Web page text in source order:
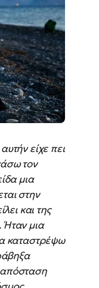
είχε πει
τον
μια
στην
και της
μια
καταστρέψω